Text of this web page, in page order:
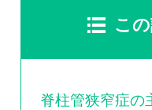
こ
脊柱管狭窄症の